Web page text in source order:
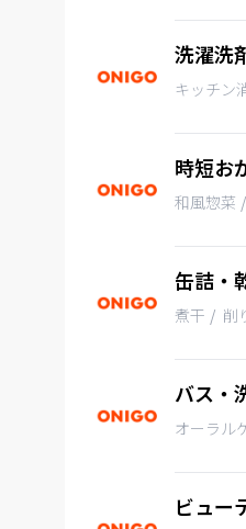
洗濯洗
キッチン
時短お
和風惣菜
缶詰・
煮干 削
バス・
オーラル
ビュー